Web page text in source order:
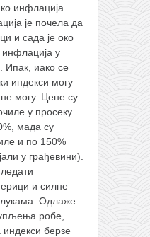
инфлација
је почела да
и сада је око
инфлација у
Ипак, иако се
индекси могу
могу. Цене су
у просеку
мада су
и по 150%
у грађевини).
и силне
лукама. Одлаже
робе,
индекси берзе